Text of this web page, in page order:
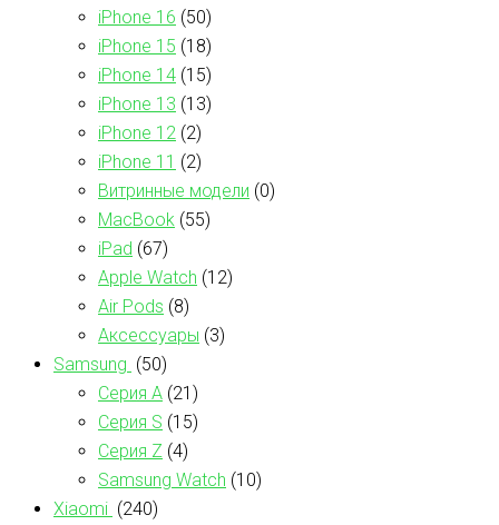
iPhone 16 (50)
iPhone 15 (18)
iPhone 14 (15)
iPhone 13 (13)
iPhone 12 (2)
iPhone 11 (2)
Витринные модели (0)
MacBook (55)
iPad (67)
Apple Watch (12)
Air Pods (8)
Аксессуары (3)
Samsung (50)
Серия А (21)
Серия S (15)
Серия Z (4)
Samsung Watch (10)
Xiaomi (240)